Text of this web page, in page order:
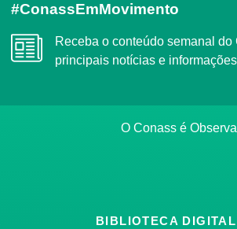
#ConassEmMovimento
Receba o conteúdo semanal do Conass com as
principais notícias e
O Conass é
BIBLIOTECA DIGITAL